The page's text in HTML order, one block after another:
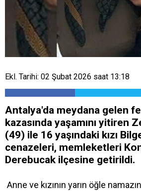
Ekl. Tarihi: 02 Şubat 2026 saat 13:18
Antalya'da meydana gelen
kazasında yaşamını yitiren
(49) ile 16 yaşındaki kızı
cenazeleri, memleketleri
Derebucak ilçesine getirildi.
Anne ve kızının yarın öğle